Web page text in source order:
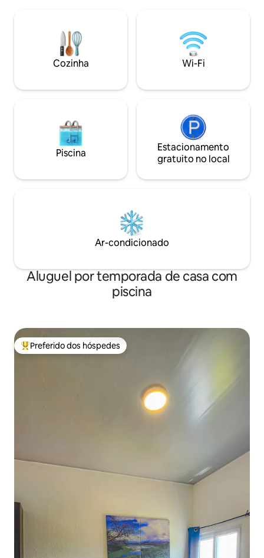
TUDO o que você precisa para uma
estadia perfeita e sem preocupações. A
sala de estar mobiliada combinada,
jantar, cozinha e pátio ao ar livre
inteira com A/C
livre, pôr do sol
modernos, como
velocidade e
equipada, esta
Cozinha Wi-Fi
Piscina
Estacionamento
gratuito no local
Ar-condicionado
Aluguel por temporada de casa com
piscina
Entre os melhores preferidos dos hóspedes
Preferido dos hóspedes